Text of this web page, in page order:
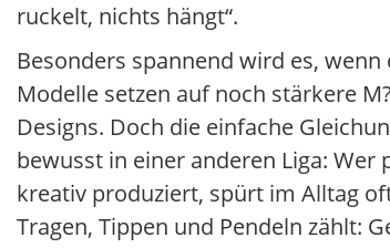
ruckelt, nichts hängt“.
Besonders spannend wird es,
Modelle setzen auf noch stärkere
Designs. Doch die einfache
bewusst in einer anderen Liga:
kreativ produziert, spürt im Alltag
Tragen, Tippen und Pendeln zählt: